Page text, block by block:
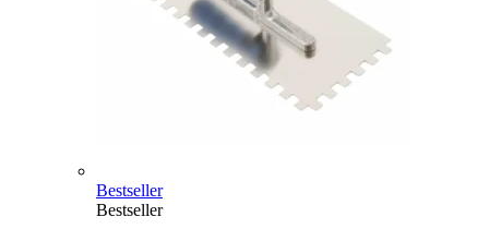
Bestseller
Bestseller